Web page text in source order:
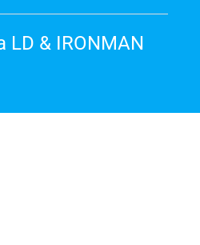
LD & IRONMAN